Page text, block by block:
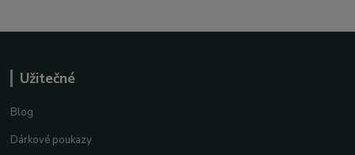
Užitečné
Blog
Dárkové poukazy